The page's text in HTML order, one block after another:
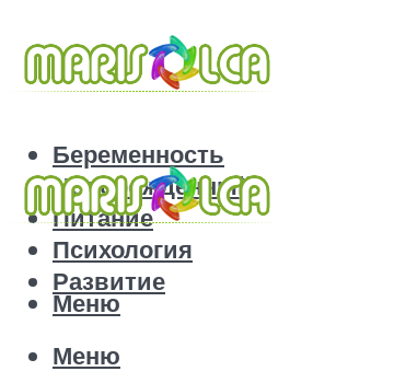
Беременность
Новорожденный
Питание
Психология
Развитие
Меню
Меню